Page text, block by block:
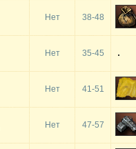
Нет 38-48
Нет 35-45
Нет 41-51
Нет 47-57